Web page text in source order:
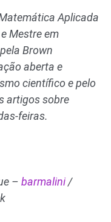
Aplicada
Mestre em
Brown
aberta e
científico e pelo
artigos sobre
feiras.
– barmalini /